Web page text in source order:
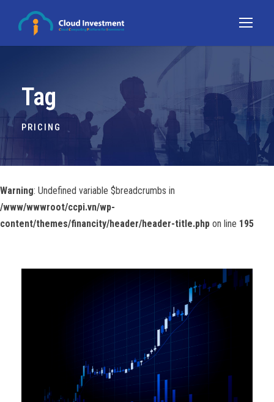
Tag
PRICING
Warning: Undefined variable $breadcrumbs in
/www/wwwroot/ccpi.vn/wp-
content/themes/financity/header/header-title.php on line 195